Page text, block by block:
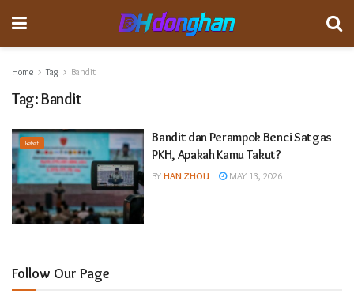
Home Tag Bandit
Tag:Bandit
Raket
Bandit dan Perampok Benci Satgas
PKH, Apakah Kamu Takut?
BY HAN ZHOU MAY 13, 2026
Follow Our Page